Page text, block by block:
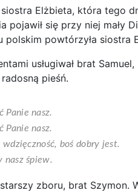
Elżbieta, która tego
pojawił się przy niej mały
polskim powtórzyła siostra
usługiwał brat
pieśń.
Panie nasz.
Panie nasz.
boś dobry jest.
nasz śpiew.
zboru, brat Szymon.